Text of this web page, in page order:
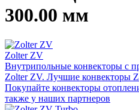
300.00 мм
Zolter ZV
Внутрипольные конвекторы с
Zolter ZV. Лучшие конвекторы
Покупайте конвекторы
также у наших партнеров